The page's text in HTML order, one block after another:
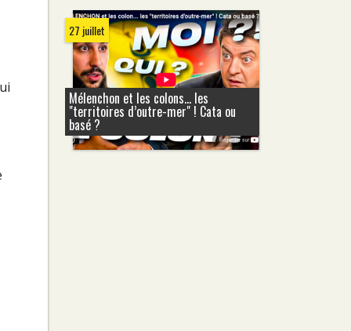
27 juillet
Mélenchon et les colons... les
"territoires d’outre-mer" ! Cata ou
basé ?